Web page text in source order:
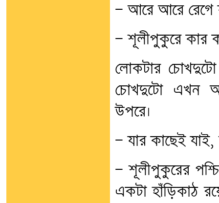
— আরে আরে রেগে
— শূলীপুকুরে কার
লোকটার
চোখদুটো এখন
উপরে।
— যার কাছেই
— শূলীপুকুরের
একটা হাঁড়িকাঠ